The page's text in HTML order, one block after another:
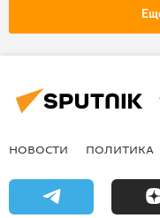
НОВОСТИ ПОЛИТИКА